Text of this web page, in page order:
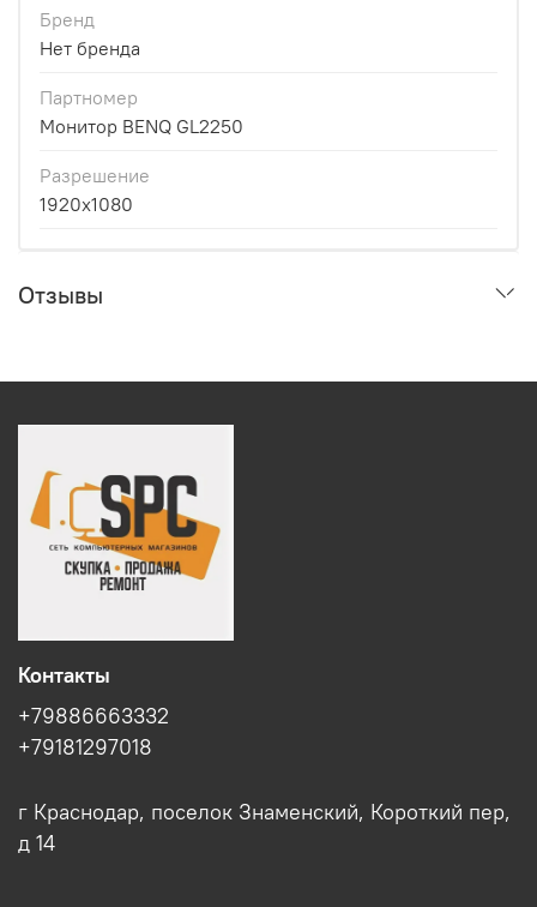
Бренд
Нет бренда
Партномер
Монитор BENQ GL2250
Разрешение
1920x1080
Отзывы
Контакты
+79886663332
+79181297018
г Краснодар, поселок Знаменский, Короткий пер,
д 14